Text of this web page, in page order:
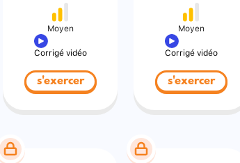
Moyen
Corrigé vidéo
s'exercer
Moyen
Corrigé vidéo
s'exercer